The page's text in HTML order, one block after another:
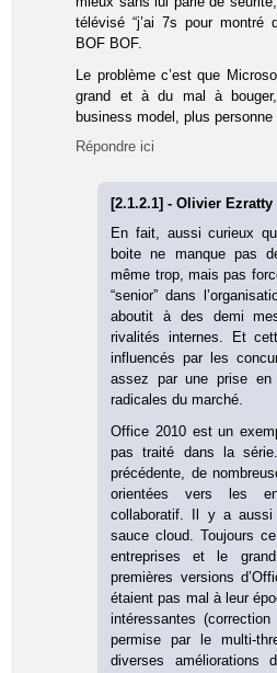
télévisé “j’ai 7s pour
BOF BOF.
Le problème c’est que
grand et à du mal à
business model, plus personne
Répondre ici
[2.1.2.1] - Olivier Ezratty
En fait, aussi curieux
boite ne manque pas
même trop, mais pas
“senior” dans
aboutit à des demi
rivalités internes. Et
influencés par les
assez par une prise en
radicales du marché.
Office 2010 est un
pas traité dans la
précédente, de
orientées vers les
collaboratif. Il y a
sauce cloud. Toujours
entreprises et le
premières versions
étaient pas mal à leur
intéressantes
permise par le multi-
diverses améliorations